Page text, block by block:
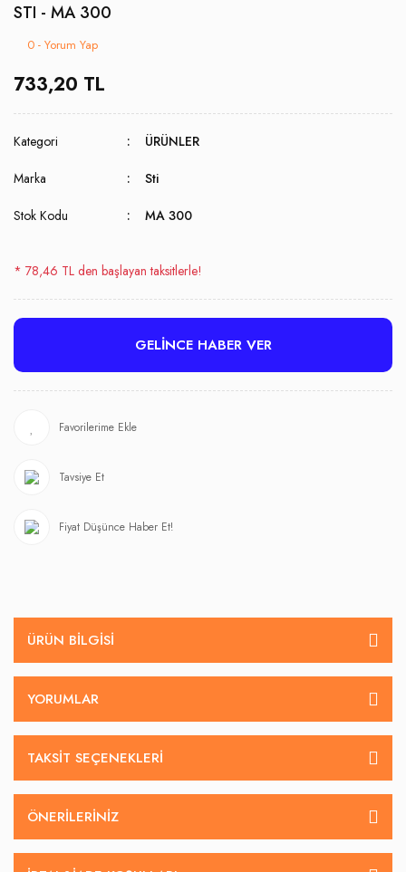
STI - MA 300
0 - Yorum Yap
733,20 TL
Kategori ÜRÜNLER
Marka Sti
Stok Kodu MA 300
* 78,46 TL den başlayan taksitlerle!
GELİNCE HABER VER
Tavsiye Et
Fiyat Düşünce Haber Et!
ÜRÜN BILGISI
YORUMLAR
TAKSIT SEÇENEKLERI
ÖNERILERINIZ